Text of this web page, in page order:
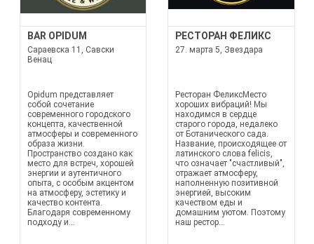
BAR OPIDUM
Сараевска 11, Савски
Венац
Opidum представляет
собой сочетание
современного городского
концепта, качественной
атмосферы и современного
образа жизни.
Пространство создано как
место для встреч, хорошей
энергии и аутентичного
опыта, с особым акцентом
на атмосферу, эстетику и
качество контента.
Благодаря современному
подходу и...
РЕСТОРАН ФЕЛИКС
27. марта 5, Звездара
Ресторан ФеликсМесто
хороших вибраций! Мы
находимся в сердце
старого города, недалеко
от Ботанического сада.
Название, происходящее от
латинского слова felicis,
что означает "счастливый",
отражает атмосферу,
наполненную позитивной
энергией, высоким
качеством еды и
домашним уютом. Поэтому
наш рестор...